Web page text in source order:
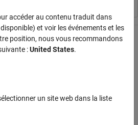
accéder au contenu traduit dans
et voir les événements et les
position, nous vous recommandons
:United States.
un site web dans la liste